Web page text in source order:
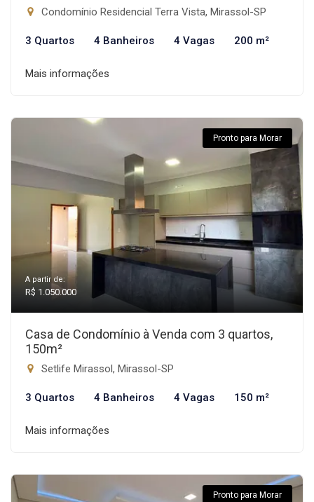
Condomínio Residencial Terra Vista, Mirassol-SP
3 Quartos 4 Banheiros 4 Vagas 200 m²
Mais informações
Pronto para Morar
A partir de:
R$ 1.050.000
Casa de Condomínio à Venda com 3 quartos,
150m²
Setlife Mirassol, Mirassol-SP
3 Quartos 4 Banheiros 4 Vagas 150 m²
Mais informações
Pronto para Morar